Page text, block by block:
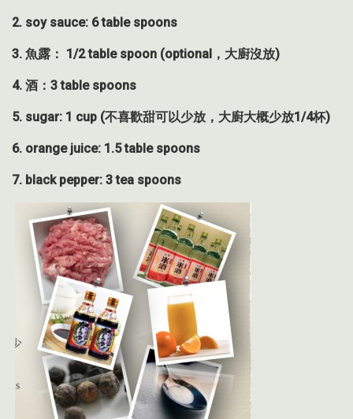
2. soy sauce: 6 table spoons
3. 魚露： 1/2 table spoon (optional ，大廚沒放)
4. 酒： 3 table spoons
5. sugar: 1 cup (不喜歡甜可以少放，大廚大概少放1/4杯)
6. orange juice: 1.5 table spoons
7. black pepper: 3 tea spoons